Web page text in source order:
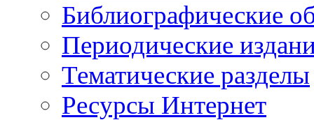
Библиографические
Периодические
Тематические разделы
Ресурсы Интернет